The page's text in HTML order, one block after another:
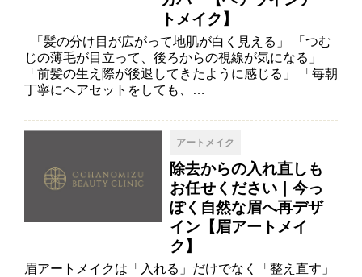
トメイク】
「髪の分け目が広がって地肌が白く見える」 「つむ
じの薄毛が目立って、後ろからの視線が気になる」
「前髪の生え際が後退してきたように感じる」 「毎朝
丁寧にヘアセットをしても、…
アートメイク
除去からの入れ直しも
お任せください｜今っ
ぽく自然な眉へ再デザ
イン【眉アートメイ
ク】
眉アートメイクは「入れる」だけでなく「整え直す」